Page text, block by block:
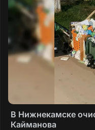
В Нижнекамске
Кайманова